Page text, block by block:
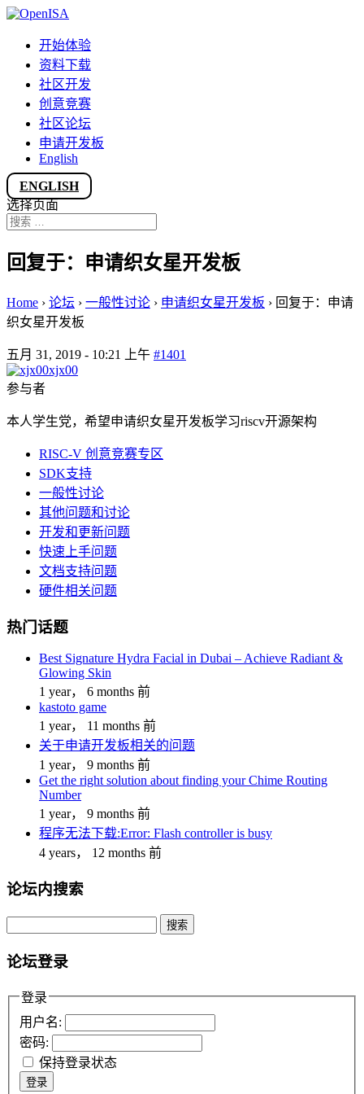
开始体验
资料下载
社区开发
创意竞赛
社区论坛
申请开发板
English
ENGLISH
选择页面
回复于：申请织女星开发板
Home › 论坛 › 一般性讨论 › 申请织女星开发板 › 回复于：申请
织女星开发板
五月 31, 2019 - 10:21 上午 #1401
xjx00
参与者
本人学生党，希望申请织女星开发板学习riscv开源架构
RISC-V 创意竞赛专区
SDK支持
一般性讨论
其他问题和讨论
开发和更新问题
快速上手问题
文档支持问题
硬件相关问题
热门话题
Best Signature Hydra Facial in Dubai – Achieve Radiant &
Glowing Skin
1 year， 6 months 前
kastoto game
1 year， 11 months 前
关于申请开发板相关的问题
1 year， 9 months 前
Get the right solution about finding your Chime Routing
Number
1 year， 9 months 前
程序无法下载:Error: Flash controller is busy
4 years， 12 months 前
论坛内搜索
论坛登录
登录
用户名:
密码:
保持登录状态
登录